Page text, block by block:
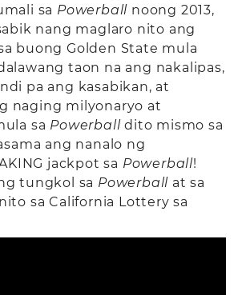
sa Powerball noong 2013,
nang maglaro nito ang
buong Golden State mula
taon na ang nakalipas,
pa ang kasabikan, at
naging milyonaryo at
sa Powerballdito mismo sa
ang nanalo ng
jackpot sa Powerball!
tungkol sa Powerball at sa
sa California Lottery sa